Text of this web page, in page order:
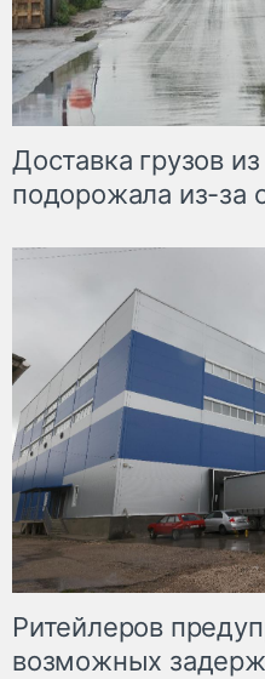
Доставка грузов
подорожала из-за
Ритейлеров
возможных